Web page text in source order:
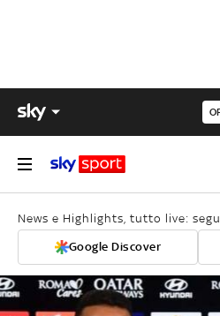
News e Highlights, tutto live:
Google Discover